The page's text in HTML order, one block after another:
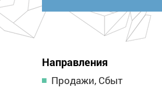
Направления
Продажи, Сбыт